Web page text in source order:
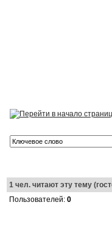
1чел. читают эту тему
Пользователей: 0